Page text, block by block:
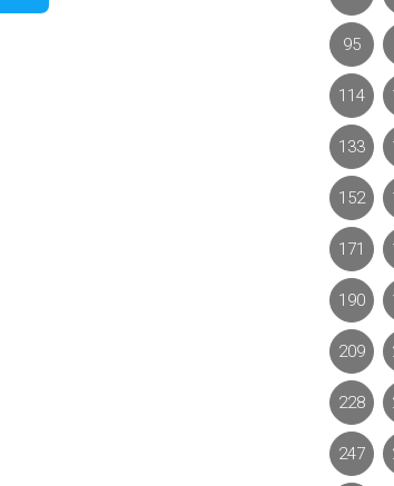
95
114
133
152
171
190
209
228
247